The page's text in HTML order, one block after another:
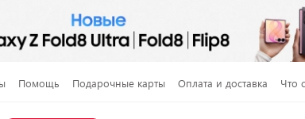
Помощь Подарочные карты Оплата и доставка Что